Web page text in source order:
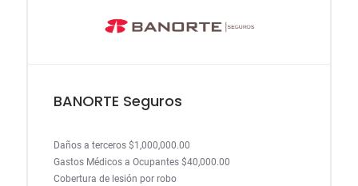
BANORTE Seguros
Daños a terceros $1,000,000.00
Gastos Médicos a Ocupantes $40,000.00
Cobertura de lesión por robo